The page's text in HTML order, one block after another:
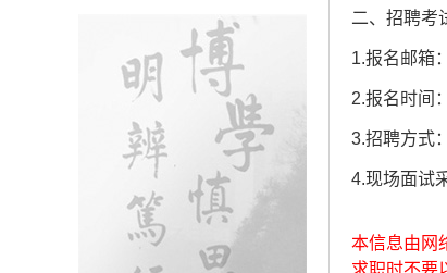
二、招聘考
1.报名邮箱
2.报名时间
3.招聘方式
4.现场面试
本信息由网
求职时不要